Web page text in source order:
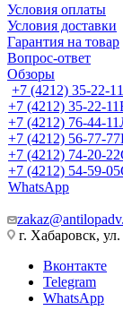
Условия оплаты
Условия доставки
Гарантия на товар
Вопрос-ответ
Обзоры
+7 (4212) 35-22-11
+7 (4212) 35-22-11
+7 (4212) 76-44-11
+7 (4212) 56-77-77
+7 (4212) 74-20-22
+7 (4212) 54-59-05
WhatsApp
г. Хабаровск,
Вконтакте
Telegram
WhatsApp